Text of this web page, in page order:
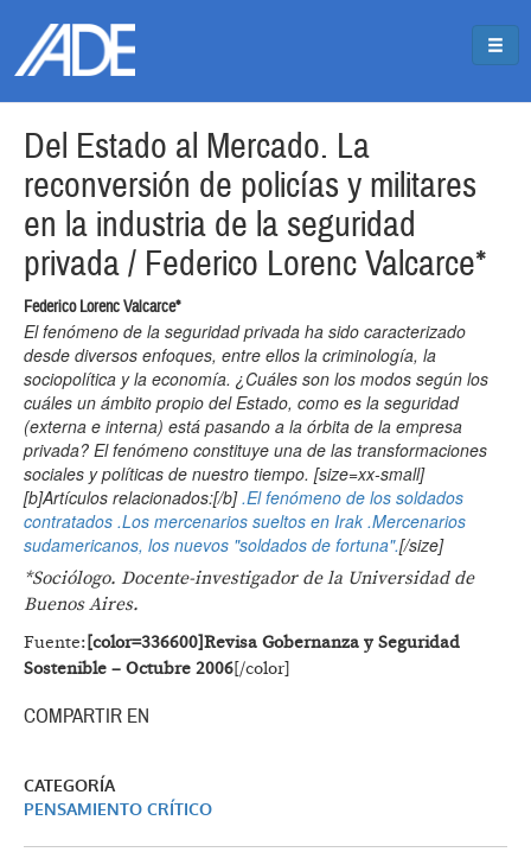
Del Estado al Mercado. La
reconversión de policías y militares
en la industria de la seguridad
privada / Federico Lorenc Valcarce*
Federico Lorenc Valcarce*
El fenómeno de la seguridad privada ha sido caracterizado
desde diversos enfoques, entre ellos la criminología, la
sociopolítica y la economía. ¿Cuáles son los modos según los
cuáles un ámbito propio del Estado, como es la seguridad
(externa e interna) está pasando a la órbita de la empresa
privada? El fenómeno constituye una de las transformaciones
sociales y políticas de nuestro tiempo. [size=xx-small]
[b]Artículos relacionados:[/b].El fenómeno de los soldados
contratados .Los mercenarios sueltos en Irak .Mercenarios
sudamericanos, los nuevos "soldados de fortuna".[/size]
*Sociólogo. Docente-investigador de la Universidad de
Buenos Aires.
Fuente: [color=336600]Revisa Gobernanza y Seguridad
Sostenible – Octubre 2006[/color]
COMPARTIR EN
CATEGORÍA
PENSAMIENTO CRÍTICO